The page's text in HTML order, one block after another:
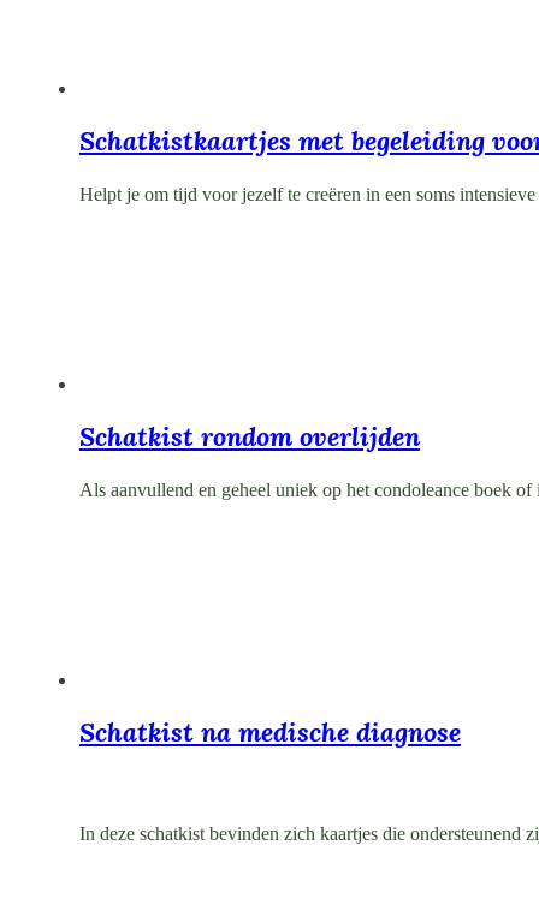
Schatkistkaartjes met begeleiding
Helpt je om tijd voor jezelf te creëren in een soms
Schatkist rondom overlijden
Als aanvullend en geheel uniek op het condoleance boek
Schatkist na medische diagnose
In deze schatkist bevinden zich kaartjes die ondersteunend